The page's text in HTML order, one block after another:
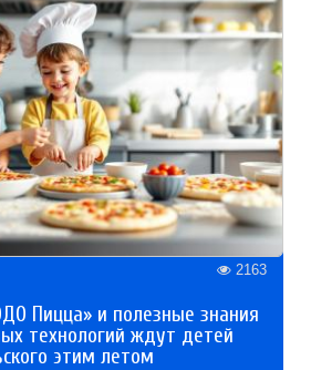
2163
Пицца» и полезные знания
технологий ждут детей
этим летом